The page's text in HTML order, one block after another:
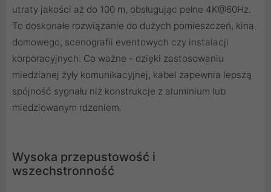
utraty jakości aż do 100 m, obsługując pełne 4K@60Hz.
To doskonałe rozwiązanie do dużych pomieszczeń, kina
domowego, scenografii eventowych czy instalacji
korporacyjnych. Co ważne - dzięki zastosowaniu
miedzianej żyły komunikacyjnej, kabel zapewnia lepszą
spójność sygnału niż konstrukcje z aluminium lub
miedziowanym rdzeniem.
Wysoka przepustowość i
wszechstronność